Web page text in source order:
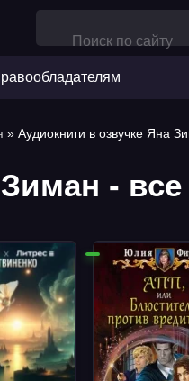
» Аудиокниги в озвучке Яна
- все